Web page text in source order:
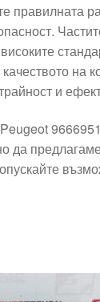
правилната
на
и
да